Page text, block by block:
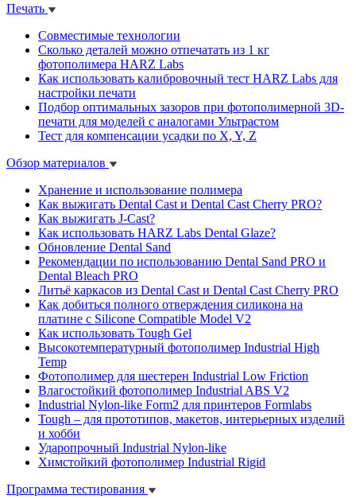
Печать
Совместимые технологии
Сколько деталей можно отпечатать из 1 кг
фотополимера HARZ Labs
Как использовать калибровочный тест HARZ Labs для
настройки печати
Подбор оптимальных зазоров при фотополимерной 3D-
печати для моделей с аналогами Ультрастом
Тест для компенсации усадки по X, Y, Z
Обзор материалов
Хранение и использование полимера
Как выжигать Dental Cast и Dental Cast Cherry PRO?
Как выжигать J-Cast?
Как использовать HARZ Labs Dental Glaze?
Обновление Dental Sand
Рекомендации по использованию Dental Sand PRO и
Dental Bleach PRO
Литьё каркасов из Dental Cast и Dental Cast Cherry PRO
Как добиться полного отверждения силикона на
платине с Silicone Compatible Model V2
Как использовать Tough Gel
Высокотемпературный фотополимер Industrial High
Temp
Фотополимер для шестерен Industrial Low Friction
Влагостойкий фотополимер Industrial ABS V2
Industrial Nylon-like Form2 для принтеров Formlabs
Tough – для прототипов, макетов, интерьерных изделий
и хобби
Ударопрочный Industrial Nylon-like
Химстойкий фотополимер Industrial Rigid
Программа тестирования